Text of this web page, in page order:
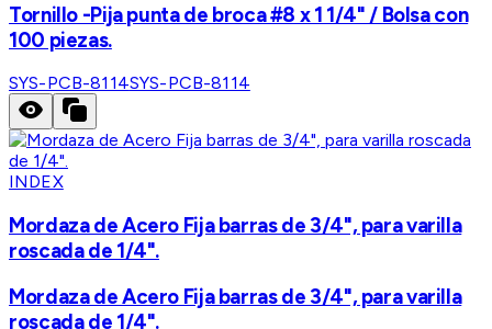
Tornillo -Pija punta de broca #8 x 1 1/4" / Bolsa con
100 piezas.
SYS-PCB-8114SYS-PCB-8114
INDEX
Mordaza de Acero Fija barras de 3/4", para varilla
roscada de 1/4".
Mordaza de Acero Fija barras de 3/4", para varilla
roscada de 1/4".